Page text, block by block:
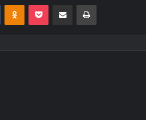
VKontakteOdnoklassniki
Pocket E-Posta ile paylaş Yazdır